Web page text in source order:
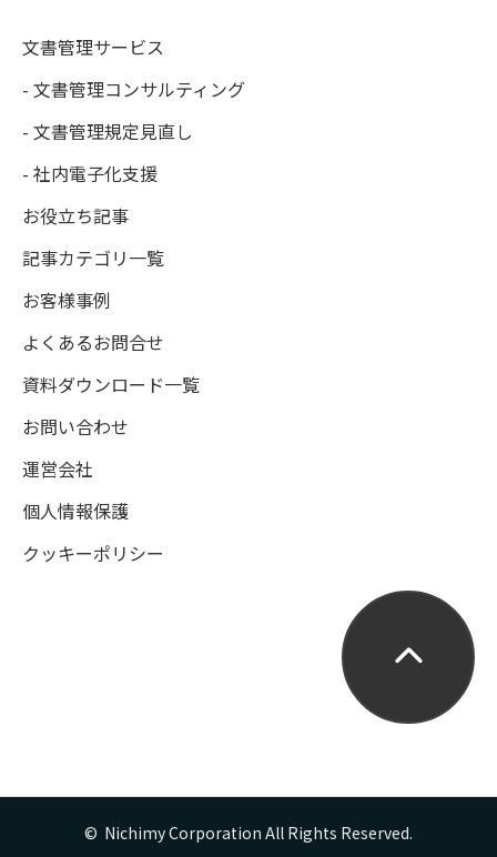
文書管理サービス
- 文書管理コンサルティング
- 文書管理規定見直し
- 社内電子化支援
お役立ち記事
記事カテゴリ一覧
お客様事例
よくあるお問合せ
資料ダウンロード一覧
お問い合わせ
運営会社
個人情報保護
クッキーポリシー
©  Nichimy Corporation All Rights Reserved.